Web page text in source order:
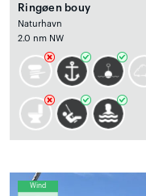
Ringøen bouy
Naturhavn
2.0 nm NW
Wind